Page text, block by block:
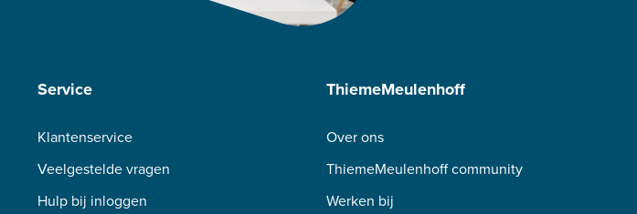
Service
Klantenservice
Veelgestelde vragen
Hulp bij inloggen
ThiemeMeulenhoff
Over ons
ThiemeMeulenhoff community
Werken bij